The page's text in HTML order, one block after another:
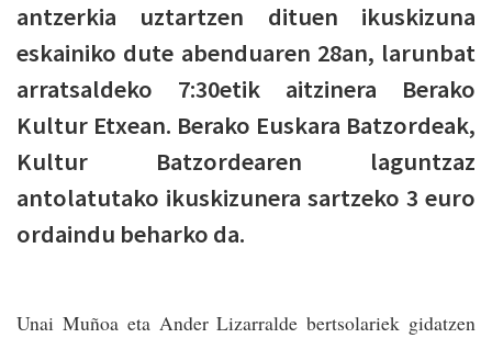
antzerkia uztartzen dituen ikuskizuna
eskainiko dute abenduaren 28an, larunbat
arratsaldeko 7:30etik aitzinera Berako
Kultur Etxean. Berako Euskara Batzordeak,
Kultur Batzordearen laguntzaz
antolatutako ikuskizunera sartzeko 3 euro
ordaindu beharko da.
Unai Muñoa eta Ander Lizarralde bertsolariek gidatzen